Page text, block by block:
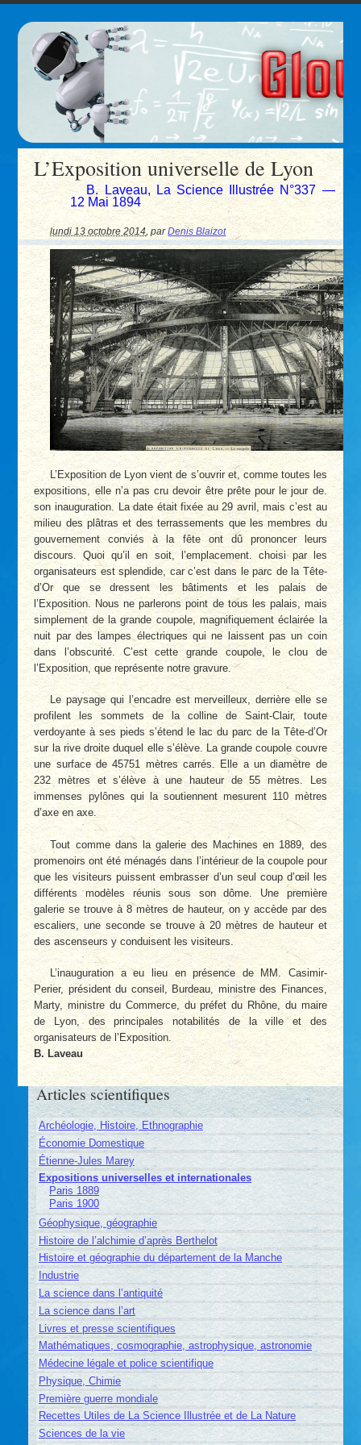
L’Exposition universelle de Lyon
B. Laveau, La Science Illustrée N°337 —
12 Mai 1894
lundi 13 octobre 2014 ,parDenis Blaizot
L’Exposition de Lyon vient de s’ouvrir et, comme toutes les
expositions, elle n’a pas cru devoir être prête pour le jour de.
son inauguration. La date était fixée au 29 avril, mais c’est au
milieu des plâtras et des terrassements que les membres du
gouvernement conviés à la fête ont dû prononcer leurs
discours. Quoi qu’il en soit, l’emplacement. choisi par les
organisateurs est splendide, car c’est dans le parc de la Tête-
d’Or que se dressent les bâtiments et les palais de
l’Exposition. Nous ne parlerons point de tous les palais, mais
simplement de la grande coupole, magnifiquement éclairée la
nuit par des lampes électriques qui ne laissent pas un coin
dans l’obscurité. C’est cette grande coupole, le clou de
l’Exposition, que représente notre gravure.
Le paysage qui l’encadre est merveilleux, derrière elle se
profilent les sommets de la colline de Saint-Clair, toute
verdoyante à ses pieds s’étend le lac du parc de la Tête-d’Or
sur la rive droite duquel elle s’élève. La grande coupole couvre
une surface de 45751 mètres carrés. Elle a un diamètre de
232 mètres et s’élève à une hauteur de 55 mètres. Les
immenses pylônes qui la soutiennent mesurent 110 mètres
d’axe en axe.
Tout comme dans la galerie des Machines en 1889, des
promenoirs ont été ménagés dans l’intérieur de la coupole pour
que les visiteurs puissent embrasser d’un seul coup d’œil les
différents modèles réunis sous son dôme. Une première
galerie se trouve à 8 mètres de hauteur, on y accède par des
escaliers, une seconde se trouve à 20 mètres de hauteur et
des ascenseurs y conduisent les visiteurs.
L’inauguration a eu lieu en présence de MM. Casimir-
Perier, président du conseil, Burdeau, ministre des Finances,
Marty, ministre du Commerce, du préfet du Rhône, du maire
de Lyon, des principales notabilités de la ville et des
organisateurs de l’Exposition.
B. Laveau
Articles scientifiques
Archéologie, Histoire, Ethnographie
Économie Domestique
Étienne-Jules Marey
Expositions universelles et internationales
Paris 1889
Paris 1900
Géophysique, géographie
Histoire de l’alchimie d’après Berthelot
Histoire et géographie du département de la Manche
Industrie
La science dans l’antiquité
La science dans l’art
Livres et presse scientifiques
Mathématiques, cosmographie, astrophysique, astronomie
Médecine légale et police scientifique
Physique, Chimie
Première guerre mondiale
Recettes Utiles de La Science Illustrée et de La Nature
Sciences de la vie